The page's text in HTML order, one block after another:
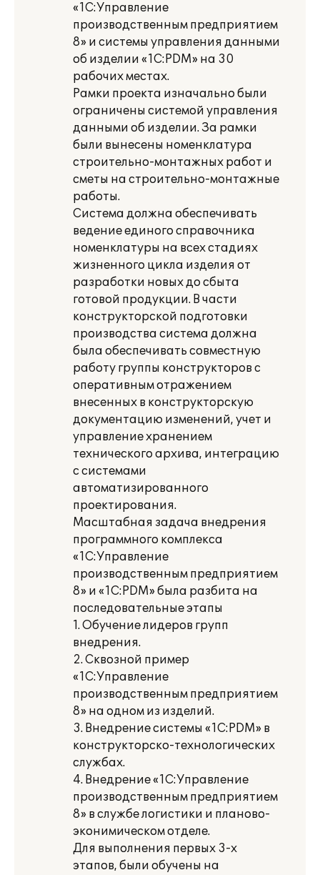
«1С:Управление
производственным предприятием
8» и системы управления данными
об изделии «1С:PDM» на 30
рабочих местах.
Рамки проекта изначально были
ограничены системой управления
данными об изделии. За рамки
были вынесены номенклатура
строительно-монтажных работ и
сметы на строительно-монтажные
работы.
Система должна обеспечивать
ведение единого справочника
номенклатуры на всех стадиях
жизненного цикла изделия от
разработки новых до сбыта
готовой продукции. В части
конструкторской подготовки
производства система должна
была обеспечивать совместную
работу группы конструкторов с
оперативным отражением
внесенных в конструкторскую
документацию изменений, учет и
управление хранением
технического архива, интеграцию
с системами
автоматизированного
проектирования.
Масштабная задача внедрения
программного комплекса
«1С:Управление
производственным предприятием
8» и «1С:PDM» была разбита на
последовательные этапы
1. Обучение лидеров групп
внедрения.
2. Сквозной пример
«1С:Управление
производственным предприятием
8» на одном из изделий.
3. Внедрение системы «1С:PDM» в
конструкторско-технологических
службах.
4. Внедрение «1С:Управление
производственным предприятием
8» в службе логистики и планово-
эконимическом отделе.
Для выполнения первых 3-х
этапов, были обучены на